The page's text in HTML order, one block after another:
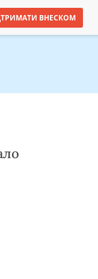
ВНЕСКОМ